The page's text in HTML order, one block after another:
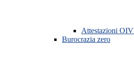
Attestazioni OIV
Burocrazia zero